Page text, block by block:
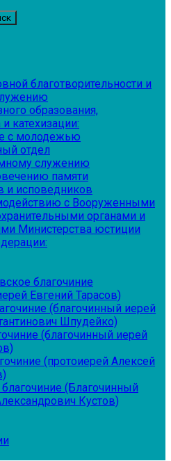
благотворительности и
образования,
катехизации:
с молодежью
отдел
служению
памяти
и исповедников
с Вооруженными
органами и
Министерства юстиции
благочиние
Евгений Тарасов)
(благочинный иерей
Шпудейко)
(благочинный иерей
(протоиерей Алексей
(Благочинный
Кустов)